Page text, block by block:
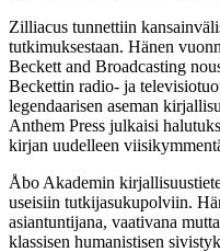
Zilliacus tunnettiin
tutkimuksestaan. Hänen
Beckett and Broadcasting
Beckettin radio- ja
legendaarisen aseman
Anthem Press julkaisi
kirjan uudelleen
Åbo Akademin
useisiin tutkijasukupolviin.
asiantuntijana, vaativana
klassisen humanistisen